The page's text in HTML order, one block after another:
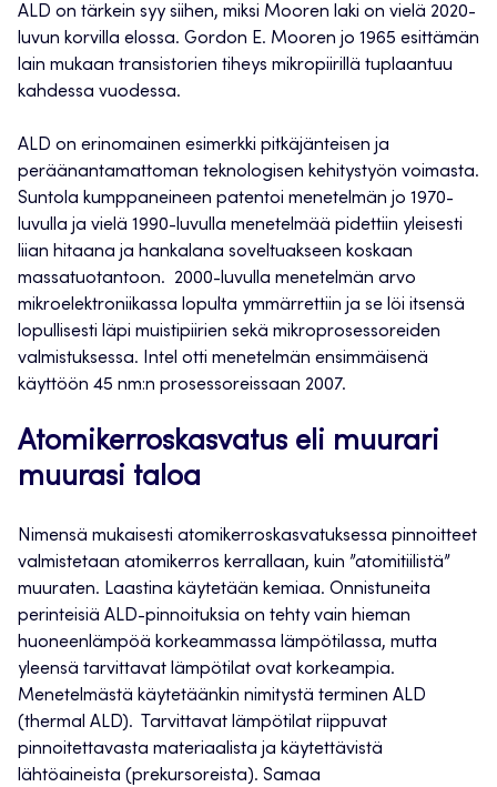
ALD on tärkein syy siihen, miksi Mooren laki on vielä 2020-
luvun korvilla elossa. Gordon E. Mooren jo 1965 esittämän
lain mukaan transistorien tiheys mikropiirillä tuplaantuu
kahdessa vuodessa.
ALD on erinomainen esimerkki pitkäjänteisen ja
peräänantamattoman teknologisen kehitystyön voimasta.
Suntola kumppaneineen patentoi menetelmän jo 1970-
luvulla ja vielä 1990-luvulla menetelmää pidettiin yleisesti
liian hitaana ja hankalana soveltuakseen koskaan
massatuotantoon. 2000-luvulla menetelmän arvo
mikroelektroniikassa lopulta ymmärrettiin ja se löi itsensä
lopullisesti läpi muistipiirien sekä mikroprosessoreiden
valmistuksessa. Intel otti menetelmän ensimmäisenä
käyttöön 45 nm:n prosessoreissaan 2007.
Atomikerroskasvatus eli muurari
muurasi taloa
Nimensä mukaisesti atomikerroskasvatuksessa pinnoitteet
valmistetaan atomikerros kerrallaan, kuin ”atomitiilistä”
muuraten. Laastina käytetään kemiaa. Onnistuneita
perinteisiä ALD-pinnoituksia on tehty vain hieman
huoneenlämpöä korkeammassa lämpötilassa, mutta
yleensä tarvittavat lämpötilat ovat korkeampia.
Menetelmästä käytetäänkin nimitystä terminen ALD
(thermal ALD). Tarvittavat lämpötilat riippuvat
pinnoitettavasta materiaalista ja käytettävistä
lähtöaineista (prekursoreista). Samaa